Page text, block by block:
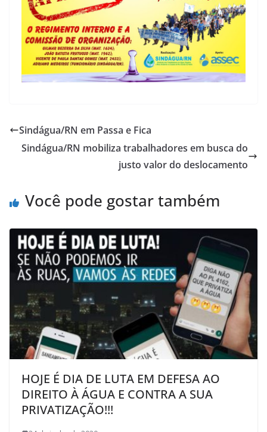
Sindágua/RN em Passa e Fica
Sindágua/RN mobiliza trabalhadores em busca do
justo valor do deslocamento
Você pode gostar também
HOJE É DIA DE LUTA EM DEFESA AO
DIREITO À ÁGUA E CONTRA A SUA
PRIVATIZAÇÃO!!!